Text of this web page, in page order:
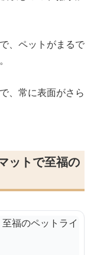
、ペットがまるで
、常に表面がさら
ットで至福の